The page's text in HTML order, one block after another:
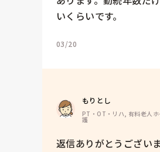
いくらいです。
03/20
もりとし
PT・OT・リハ, 有料老人
護
返信ありがとうござい